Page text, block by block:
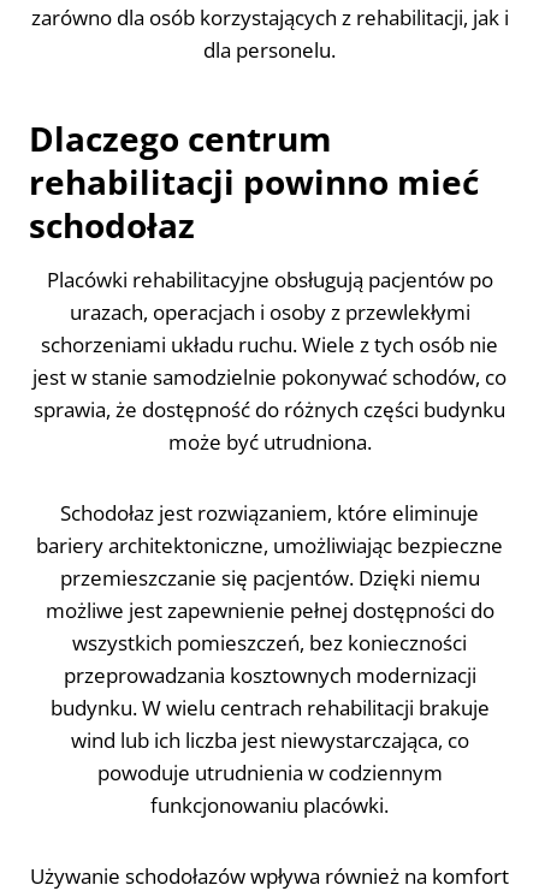
zarówno dla osób korzystających z rehabilitacji, jak i
dla personelu.
Dlaczego centrum
rehabilitacji powinno mieć
schodołaz
Placówki rehabilitacyjne obsługują pacjentów po
urazach, operacjach i osoby z przewlekłymi
schorzeniami układu ruchu. Wiele z tych osób nie
jest w stanie samodzielnie pokonywać schodów, co
sprawia, że dostępność do różnych części budynku
może być utrudniona.
Schodołaz jest rozwiązaniem, które eliminuje
bariery architektoniczne, umożliwiając bezpieczne
przemieszczanie się pacjentów. Dzięki niemu
możliwe jest zapewnienie pełnej dostępności do
wszystkich pomieszczeń, bez konieczności
przeprowadzania kosztownych modernizacji
budynku. W wielu centrach rehabilitacji brakuje
wind lub ich liczba jest niewystarczająca, co
powoduje utrudnienia w codziennym
funkcjonowaniu placówki.
Używanie schodołazów wpływa również na komfort